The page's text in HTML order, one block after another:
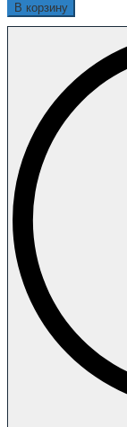
В корзину